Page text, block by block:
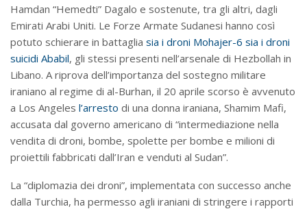
Hamdan “Hemedti” Dagalo e sostenute, tra gli altri, dagli
Emirati Arabi Uniti. Le Forze Armate Sudanesi hanno così
potuto schierare in battaglia sia i droni Mohajer-6 sia i droni
suicidi Ababil, gli stessi presenti nell’arsenale di Hezbollah in
Libano. A riprova dell’importanza del sostegno militare
iraniano al regime di al-Burhan, il 20 aprile scorso è avvenuto
a Los Angeles l’arresto di una donna iraniana, Shamim Mafi,
accusata dal governo americano di “intermediazione nella
vendita di droni, bombe, spolette per bombe e milioni di
proiettili fabbricati dall’Iran e venduti al Sudan”.
La “diplomazia dei droni”, implementata con successo anche
dalla Turchia, ha permesso agli iraniani di stringere i rapporti